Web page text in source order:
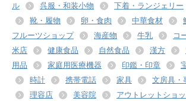
ル
呉服・和装小物 下着・ランジェリー
靴・履物
卵・食肉 中華食材
フルーツショップ
海産物 牛乳 コ
米店
健康食品 自然食品 漢方
用品
家庭用医療機器 印鑑・印章
時計
携帯電話 家具 文房具・
理容店
美容院 アウトレットショ